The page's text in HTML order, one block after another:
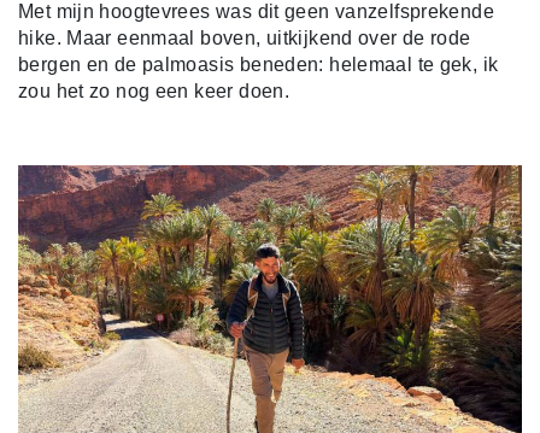
Met mijn hoogtevrees was dit geen vanzelfsprekende
hike. Maar eenmaal boven, uitkijkend over de rode
bergen en de palmoasis beneden: helemaal te gek, ik
zou het zo nog een keer doen.